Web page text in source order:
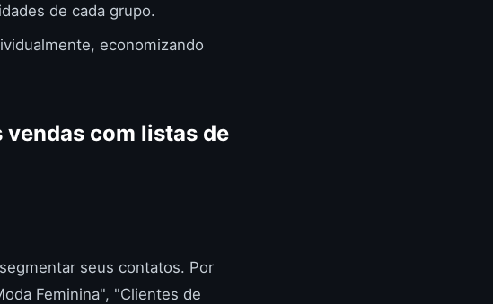
de cada grupo.
economizando
com listas de
seus contatos. Por
Feminina", "Clientes de